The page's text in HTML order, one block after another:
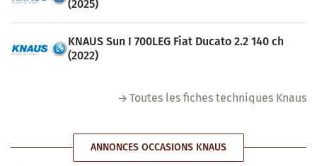
(2025)
KNAUS Sun I 700LEG Fiat Ducato 2.2 140 ch
(2022)
Toutes les fiches techniques Knaus
ANNONCES OCCASIONS KNAUS